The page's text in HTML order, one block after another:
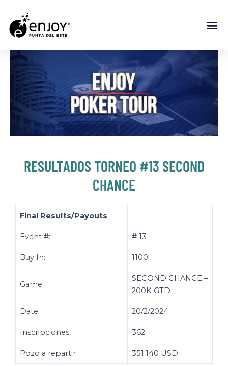
RESULTADOS TORNEO #13 SECOND
CHANCE
Final Results/Payouts
Event #: # 13
Buy In: 1100
Game:
SECOND CHANCE –
200K GTD
Date: 20/2/2024
Inscripciones 362
Pozo a repartir 351.140 USD